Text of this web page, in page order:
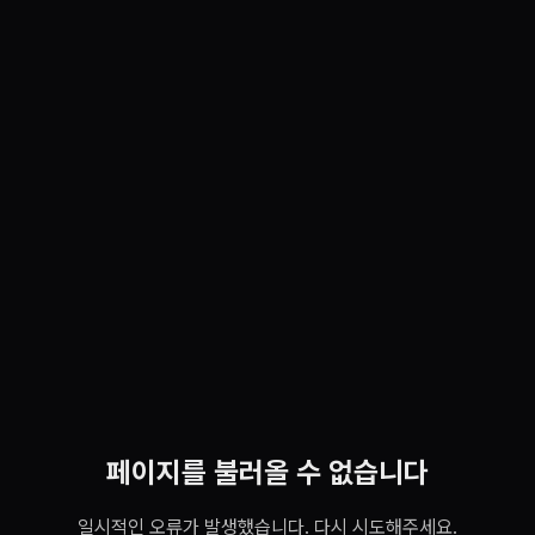
페이지를 불러올 수 없습니다
일시적인 오류가 발생했습니다. 다시 시도해주세요.